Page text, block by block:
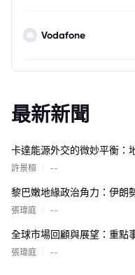
Vodafone
最新新聞
卡達能源外交的微妙平衡：
許景桓 --
黎巴嫩地緣政治角力：伊朗
張瑋庭 --
全球市場回顧與展望：重點
張瑋庭 --